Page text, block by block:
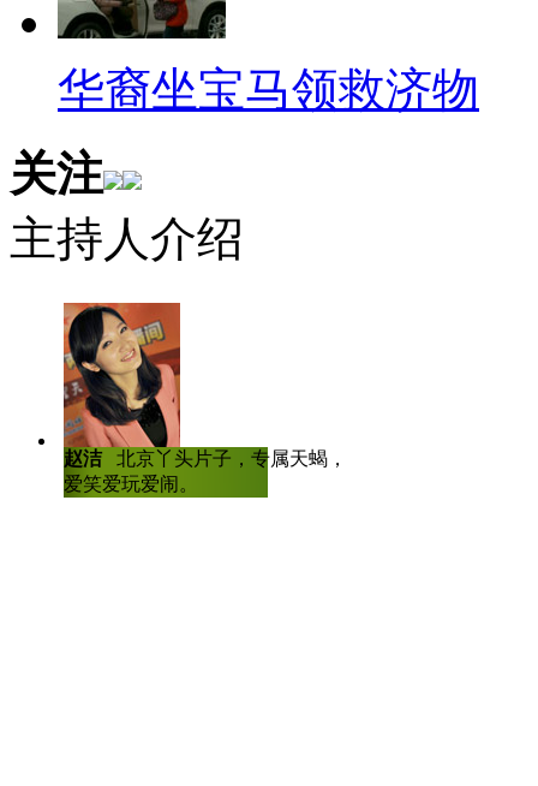
长期恋情、有过两次心碎经历
男性要经历8段感情、试过6次
男女最大分别在于性伴侣的数
个。英国媒体这简直就是个骗
就能找到真爱！！
学生用符号写三行情诗
恩，真爱就是这么励志！
ELSE +∞)"这是武汉长江工商
华裔坐宝马领救济物
关注
主持人介绍
赵洁
北京丫头片子，专属天蝎，爱哭
爱笑爱玩爱闹。